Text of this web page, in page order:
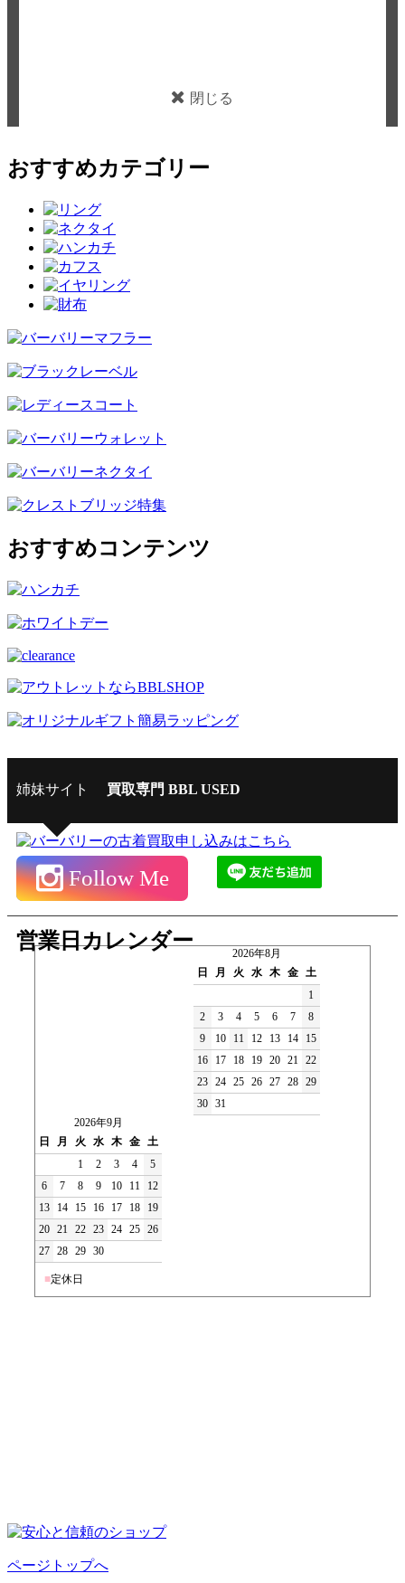
閉じる
おすすめカテゴリー
おすすめコンテンツ
姉妹サイト 買取専門 BBL USED
Follow Me
営業日カレンダー
2026年8月
日
月 火 水 木 金 土
1
2
3 4 5 6 7
8
9
10 11 12 13 14
15
16
17 18 19 20 21 22
23 24 25 26 27 28 29
30 31
2026年9月
日
月 火 水 木 金 土
1
2 3 4
5
6
7 8 9 10 11
12
13
14 15 16 17 18
19
20 21 22 23 24 25 26
27 28 29 30
■定休日
ページトップへ